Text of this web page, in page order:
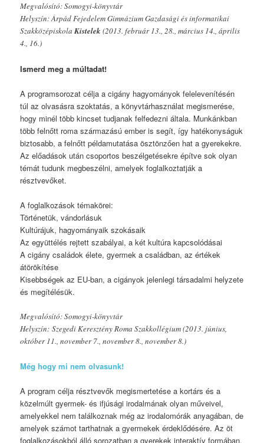
Megvalósító: Somogyi-könyvtár
Helyszín: Árpád Fejedelem Gimnázium Gazdasági és informatikai
SzakközépiskolaKistelek (2013. február 13., 28., március 14., április
4., 16.)
Ismerd meg a múltadat!
A programsorozat célja a cigány hagyományok felelevenítésén
túl az olvasásra szoktatás, a könyvtárhasználat megismerése,
hogy minél több kincset tudjanak felfedezni általa. Munkánkban
több felnőtt roma származású ember is segít, így hatékonyságuk
biztosabb, a felnőtt példamutatása ösztönzően hat a gyerekekre.
Az előadások után csoportos beszélgetésekre építve sok olyan
témát tudunk megbeszélni, amelyek foglalkoztatják a
résztvevőket.
A foglalkozások témakörei:
Történetük, vándorlásuk
Kultúrájuk, hagyományaik szokásaik
Az együttélés rejtett szabályai, a két kultúra kapcsolódásai
A cigány családok élete, gyermek a családban, az értékek
átörökítése
Kisebbségek az EU-ban, a cigányok jelenlegi társadalmi helyzete
és megítélésük.
Megvalósító: Somogyi-könyvtár
Helyszín: Szegedi Keresztény Roma Szakkollégium (2013. június,
október 11., november 7., november 8., november 8.)
Még hogy mi nem olvasunk!
A program célja résztvevők megismertetése a kortárs és a
közelmúlt gyermek- és ifjúsági irodalmának olyan műveivel,
amelyekkel nem találkoznak még az irodalomórák anyagában, de
amelyek számot tarthatnak a gyermekek érdeklődésére. Az öt
foglalkozásokból álló sorozatban a gyerekek interaktív formában,